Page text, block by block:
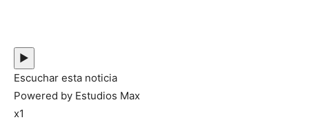
▶
Escuchar esta noticia
Powered by Estudios Max
x1